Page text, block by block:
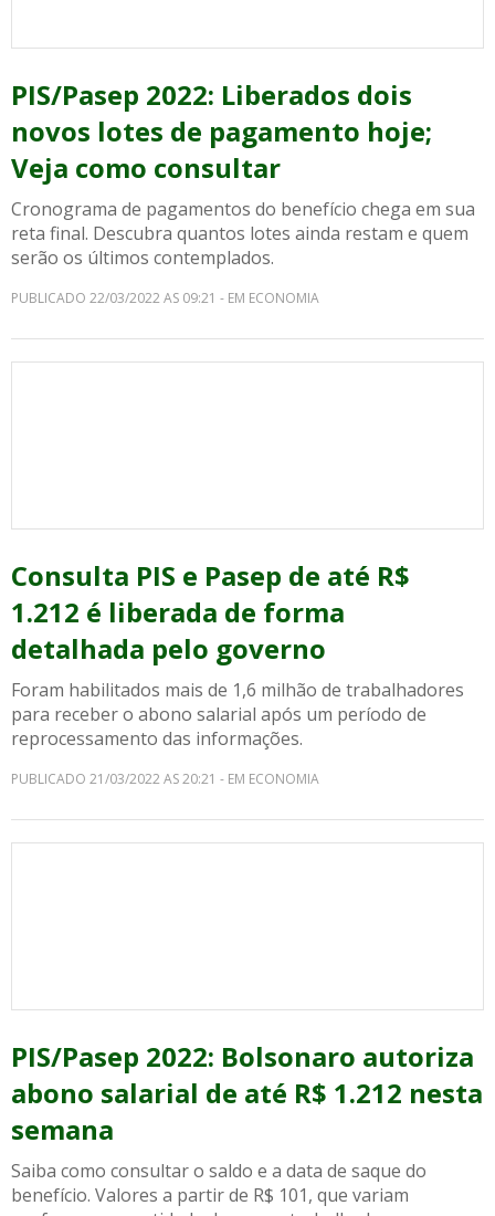
PIS/Pasep 2022: Liberados dois
novos lotes de pagamento hoje;
Veja como consultar
Cronograma de pagamentos do benefício chega em sua
reta final. Descubra quantos lotes ainda restam e quem
serão os últimos contemplados.
PUBLICADO 22/03/2022 AS 09:21 - EM ECONOMIA
Consulta PIS e Pasep de até R$
1.212 é liberada de forma
detalhada pelo governo
Foram habilitados mais de 1,6 milhão de trabalhadores
para receber o abono salarial após um período de
reprocessamento das informações.
PUBLICADO 21/03/2022 AS 20:21 - EM ECONOMIA
PIS/Pasep 2022: Bolsonaro autoriza
abono salarial de até R$ 1.212 nesta
semana
Saiba como consultar o saldo e a data de saque do
benefício. Valores a partir de R$ 101, que variam